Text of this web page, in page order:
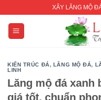
content
XÂY LĂNG MỘ
KIẾN TRÚC ĐÁ, LĂNG MỘ ĐÁ,
LINH
Lăng mộ đá xanh
giá tốt, chuẩn